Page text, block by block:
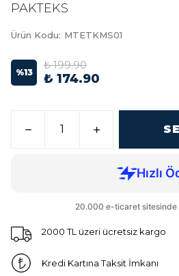
PAKTEKS
Ürün Kodu: MTETKMS01
%13
₺ 199.90
₺ 174.90
2000 TL üzeri ücretsiz kargo
Kredi Kartına Taksit İmkanı